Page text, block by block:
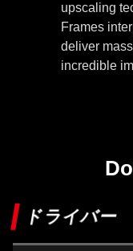
upscaling
Frames
deliver
incredible
ドライバー